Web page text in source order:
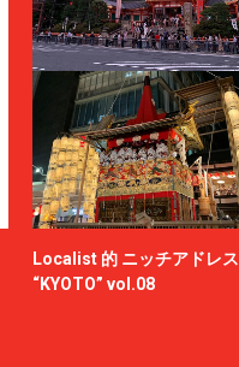
Localist 的 ニッチアドレス
“KYOTO” vol.08